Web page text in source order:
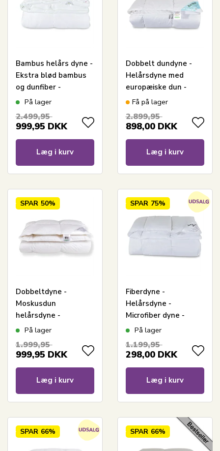
Bambus helårs dyne -
Ekstra blød bambus
og dunfiber -
Allergivenlig -
Living
På lager
2.499,95
999,95 DKK
Læg i kurv
Dobbelt dundyne -
Helårsdyne med
europæiske dun -
200x220 cm - Zen
dyne
Få på lager
2.899,95
898,00 DKK
Læg i kurv
SPAR 50%
Dobbeltdyne -
Moskusdun
helårsdyne -
Allergivenlig
200x220 cm -
På lager
1.999,95
999,95 DKK
Læg i kurv
SPAR 75%
Fiberdyne -
Helårsdyne -
Microfiber dyne -
200x220 cm - Borg
På lager
1.199,95
298,00 DKK
Læg i kurv
SPAR 66% SPAR 66%